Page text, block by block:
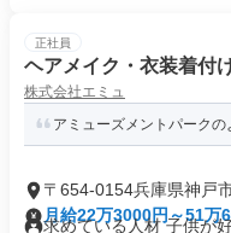
正社員
ヘアメイク・衣装着付
株式会社エミュ
アミューズメントパークの
〒654-0154兵庫県神戸
月給22万3000円～51万
求めている人材 子供が